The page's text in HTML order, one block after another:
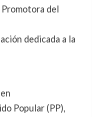
del
dedicada a la
Popular (PP),